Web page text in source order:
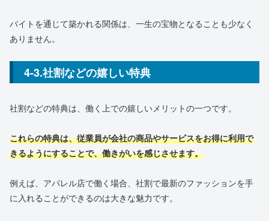
バイトを通じて築かれる関係は、一生の宝物となることも少なく
ありません。
4-3.社割などの嬉しい特典
社割などの特典は、働く上での嬉しいメリットの一つです。
これらの特典は、従業員が会社の商品やサービスをお得に利用で
きるようにすることで、働きがいを感じさせます。
例えば、アパレル店で働く場合、社割で最新のファッションを手
に入れることができるのは大きな魅力です。